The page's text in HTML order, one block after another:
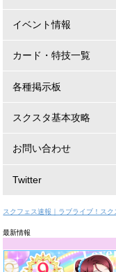
イベント情報
カード・特技一覧
各種掲示板
スクスタ基本攻略
お問い合わせ
Twitter
スクフェス速報｜ラブライブ！スク
最新情報